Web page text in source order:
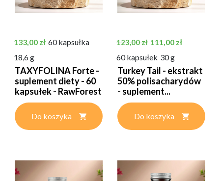
Cena
133,00 zł 60 kapsułka
18,6 g
TAXYFOLINA Forte -
suplement diety - 60
kapsułek - RawForest
Do koszyka
Cena podstawowa
123,00 zł Cena
111,00 zł
60 kapsułek 30 g
Turkey Tail - ekstrakt
50% polisacharydów
- suplement...
Do koszyka